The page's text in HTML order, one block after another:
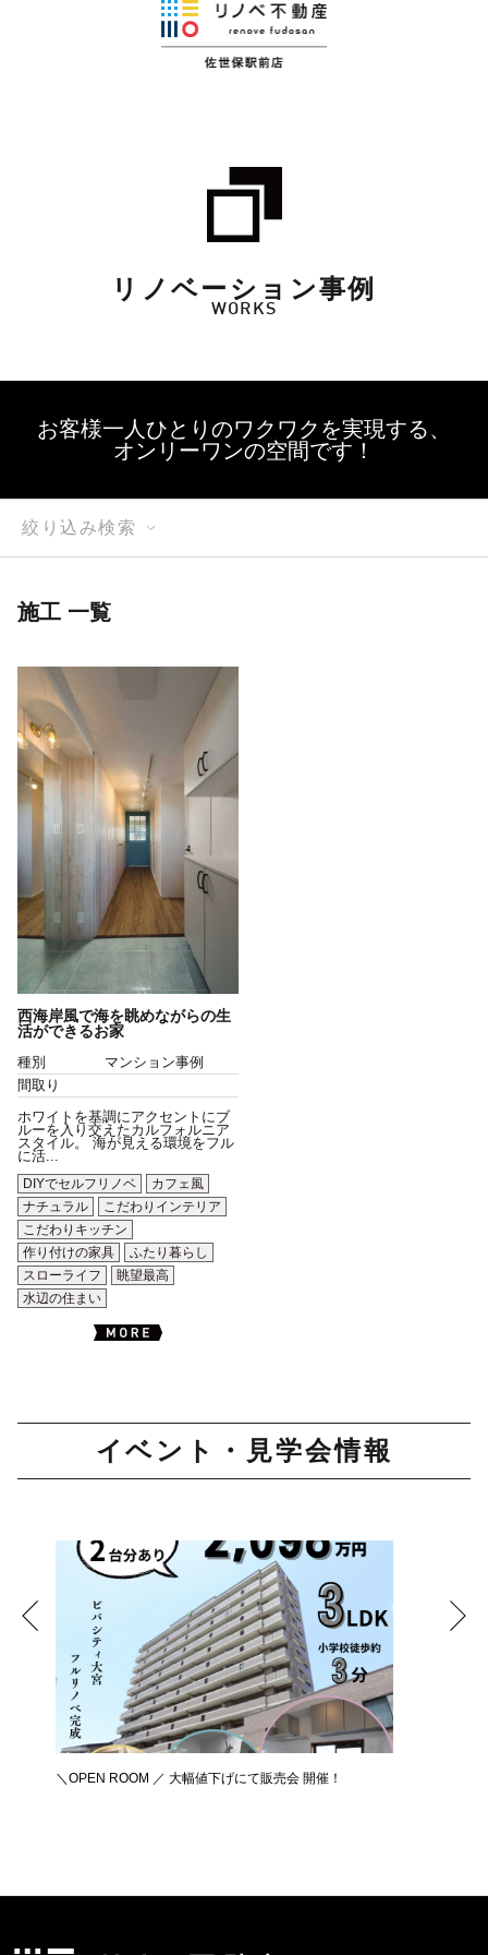
リノベーション事例
WORKS
お客様一人ひとりのワクワクを実現する、
オンリーワンの空間です！
絞り込み検索
施工 一覧
西海岸風で海を眺めながらの生
活ができるお家
種別
マンション事例
間取り
ホワイトを基調にアクセントにブ
ルーを入り交えたカルフォルニア
スタイル。 海が見える環境をフル
に活...
DIYでセルフリノベ
カフェ風
ナチュラル
こだわりインテリア
こだわりキッチン
作り付けの家具
ふたり暮らし
スローライフ
眺望最高
水辺の住まい
イベント・見学会情報
＼OPEN ROOM ／ 大幅値下げにて販売会 開催！